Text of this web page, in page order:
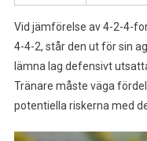
Vid jämförelse av 4-2-4-
4-4-2, står den ut för sin
lämna lag defensivt
Tränare måste väga
potentiella riskerna med